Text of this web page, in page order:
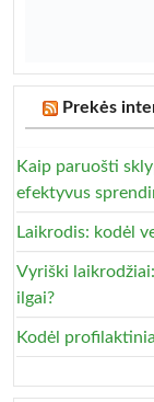
Prekės
Kaip paruošti
efektyvus
Laikrodis: kodėl
Vyriški
ilgai?
Kodėl